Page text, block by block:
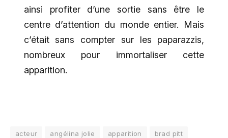
ainsi profiter d’une sortie sans être le
centre d’attention du monde entier. Mais
c’était sans compter sur les paparazzis,
nombreux pour immortaliser cette
apparition.
acteur angélina jolie apparition
brad pitt